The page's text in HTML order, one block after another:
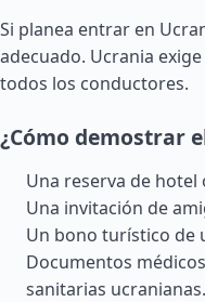
Si planea entrar en
adecuado. Ucrania
todos los conductores.
¿Cómo demostrar
Una reserva de
Una invitación de
Un bono turístico de
Documentos
sanitarias ucranianas.